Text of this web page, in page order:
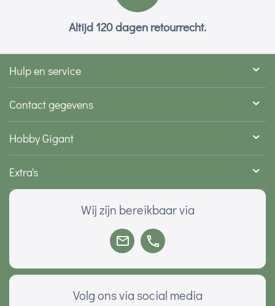
Altijd 120 dagen retourrecht.
Hulp en service
Contact gegevens
Hobby Gigant
Extra's
Wij zijn bereikbaar via
Volg ons via social media